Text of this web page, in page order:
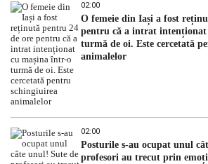
02:00
O femeie din Iași a fost
pentru că a intrat
turmă de oi. Este cercetată
animalelor
02:00
Posturile s-au ocupat unul
profesori au trecut prin